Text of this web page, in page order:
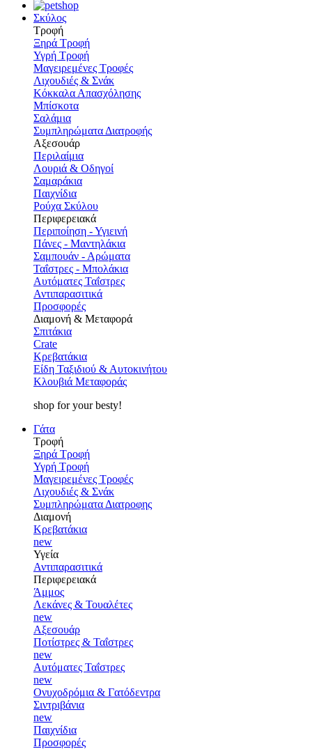
Σκύλος
Τροφή
Ξηρά Τροφή
Υγρή Τροφή
Μαγειρεμένες Τροφές
Λιχουδιές & Σνάκ
Κόκκαλα Απασχόλησης
Μπίσκοτα
Σαλάμια
Συμπληρώματα Διατροφής
Αξεσουάρ
Περιλαίμια
Λουριά & Οδηγοί
Σαμαράκια
Παιχνίδια
Ρούχα Σκύλου
Περιφερειακά
Περιποίηση - Υγιεινή
Πάνες - Μαντηλάκια
Σαμπουάν - Αρώματα
Ταΐστρες - Μπολάκια
Αυτόματες Ταΐστρες
Αντιπαρασιτικά
Προσφορές
Διαμονή & Μεταφορά
Σπιτάκια
Crate
Κρεβατάκια
Είδη Ταξιδιού & Αυτοκινήτου
Κλουβιά Μεταφοράς
shop for your besty!
Γάτα
Τροφή
Ξηρά Τροφή
Υγρή Τροφή
Μαγειρεμένες Τροφές
Λιχουδιές & Σνάκ
Συμπληρώματα Διατροφης
Διαμονή
Κρεβατάκια
new
Υγεία
Αντιπαρασιτικά
Περιφερειακά
Άμμος
Λεκάνες & Τουαλέτες
new
Αξεσουάρ
Ποτίστρες & Ταΐστρες
new
Αυτόματες Ταΐστρες
new
Ονυχοδρόμια & Γατόδεντρα
Σιντριβάνια
new
Παιχνίδια
Προσφορές